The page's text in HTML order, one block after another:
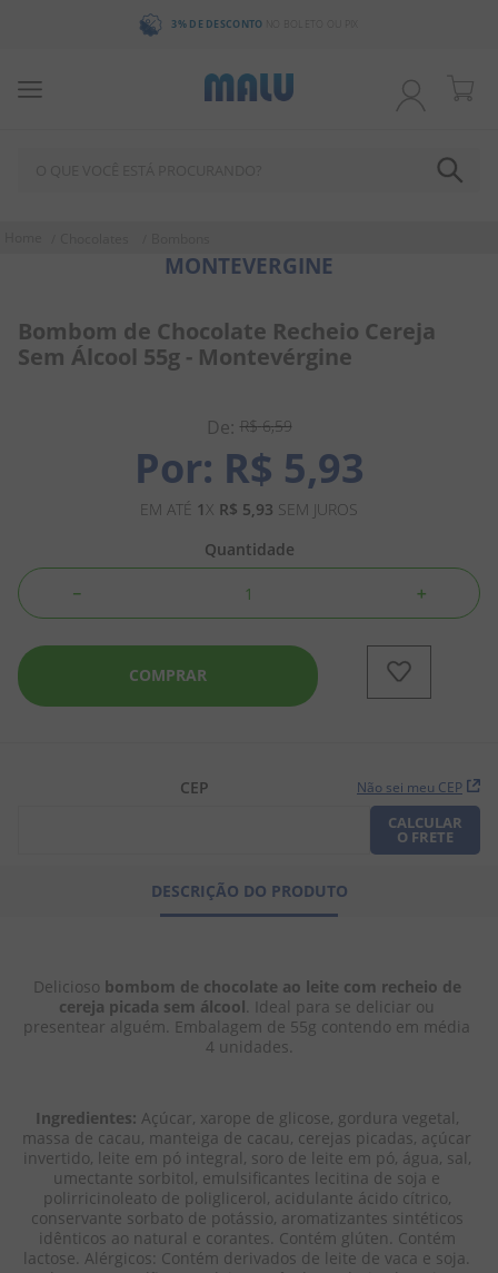
MONTEVERGINE
Bombom de Chocolate Recheio Cereja
Sem Álcool 55g - Montevérgine
R$ 6,59
R$ 5,93
EM ATÉ 1X R$ 5,93 SEM JUROS
Quantidade
＋
－
COMPRAR
CEP Não sei meu CEP
CALCULAR
O FRETE
DESCRIÇÃO DO PRODUTO
Delicioso bombom de chocolate ao leite com recheio de
cereja picada sem álcool. Ideal para se deliciar ou
presentear alguém. Embalagem de 55g contendo em média
4 unidades.
Ingredientes: Açúcar, xarope de glicose, gordura vegetal,
massa de cacau, manteiga de cacau, cerejas picadas, açúcar
invertido, leite em pó integral, soro de leite em pó, água, sal,
umectante sorbitol, emulsificantes lecitina de soja e
polirricinoleato de poliglicerol, acidulante ácido cítrico,
conservante sorbato de potássio, aromatizantes sintéticos
idênticos ao natural e corantes. Contém glúten. Contém
lactose. Alérgicos: Contém derivados de leite de vaca e soja.
1º
bala
3º
pirulito
férias 2026
5
amendoim
6º
chiclete
salgadinho
9º
biscoito